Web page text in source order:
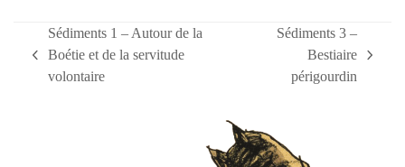
previous
post:
Sédiments 1 – Autour de la
Boétie et de la servitude
volontaire
Sédiments 3 –
Bestiaire
périgourdin